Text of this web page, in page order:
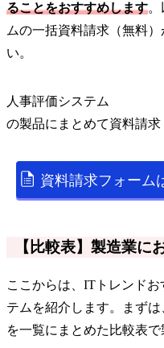
ることをおすすめします
ムの一括資料請求（無料
い。
人事評価システム
の製品にまとめて資料請求
資料請求フォーム
【比較表】製造業に
ここからは、ITトレンド
テムを紹介します。まず
を一覧にまとめた比較表